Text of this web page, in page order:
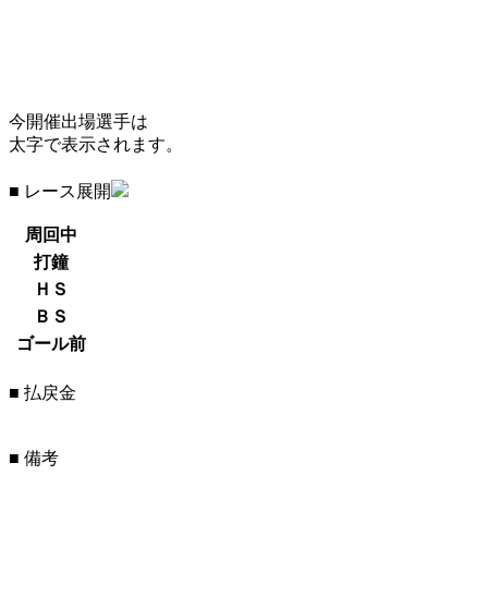
今開催出場選手は
太字で表示されます。
■ レース展開
周回中
打鐘
ＨＳ
ＢＳ
ゴール前
■ 払戻金
■ 備考